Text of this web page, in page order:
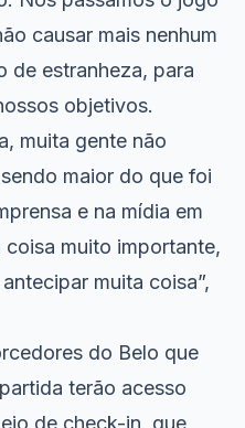
causar mais nenhum
de estranheza, para
objetivos.
muita gente não
maior do que foi
e na mídia em
coisa muito importante,
muita coisa”,
do Belo que
terão acesso
de check-in, que